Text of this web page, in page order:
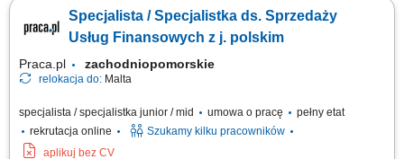
współpracy; Budowanie i utrzymywanie długofalowych relacji z klientami
biznesowymi; Realizacja celów sprzedażowych; Monitorowanie realizacji
Specjalista / Specjalistka ds. Sprzedaży
Usług Finansowych z j. polskim
Praca.pl zachodniopomorskie
relokacja do: Malta
specjalista / specjalistka junior / mid umowa o pracę
pełny etat
rekrutacja online
Szukamy kilku pracowników
aplikuj bez CV